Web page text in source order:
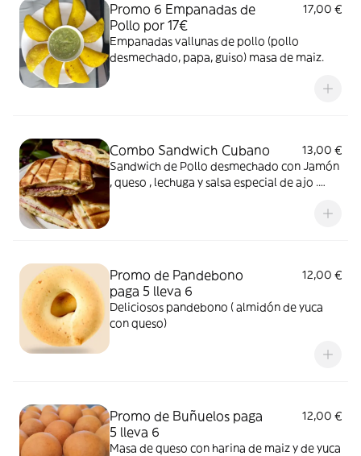
Promo 6 Empanadas de
Pollo por 17€
17,00 €
Empanadas vallunas de pollo (pollo
desmechado, papa, guiso) masa de maiz.
Combo Sandwich Cubano
13,00 €
Sandwich de Pollo desmechado con Jamón
, queso , lechuga y salsa especial de ajo .
Promo de Pandebono
paga 5 lleva 6
12,00 €
Deliciosos pandebono ( almidón de yuca
con queso)
Promo de Buñuelos paga
5 lleva 6
12,00 €
Masa de queso con harina de maiz y de yuca